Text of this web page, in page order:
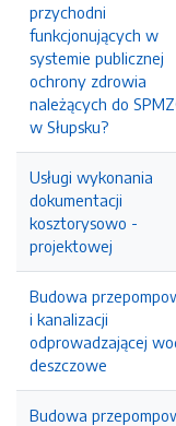
przychodni
funkcjonujących w
systemie publicznej
ochrony zdrowia
należących do
w Słupsku?
Usługi wykonania
dokumentacji
kosztorysowo -
projektowej
Budowa
i kanalizacji
odprowadzającej
deszczowe
Budowa